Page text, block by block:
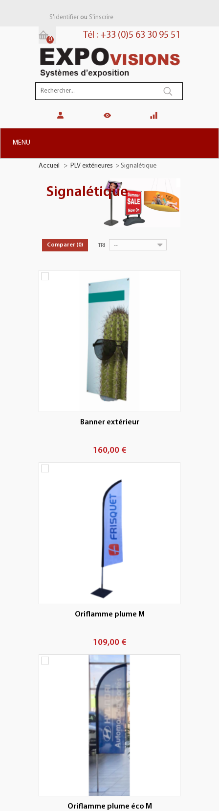
S'identifierou S'inscrire
Tél : +33 (0)5 63 30 95 51
Panier:
0
MENU
STANDS MODULAIRES
STANDS PORTABLES
IMPRESSION GRAND FORMAT
Accueil > PLV extérieures > Signalétique
Signalétique
Comparer (0) TRI --
Banner extérieur
160,00 €
Oriflamme plume M
109,00 €
Oriflamme plume éco M